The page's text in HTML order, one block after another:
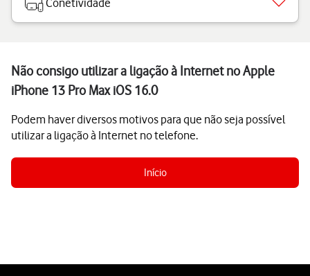
Conetividade
Não consigo utilizar a ligação à Internet no Apple
iPhone 13 Pro Max iOS 16.0
Podem haver diversos motivos para que não seja possível
utilizar a ligação à Internet no telefone.
Início